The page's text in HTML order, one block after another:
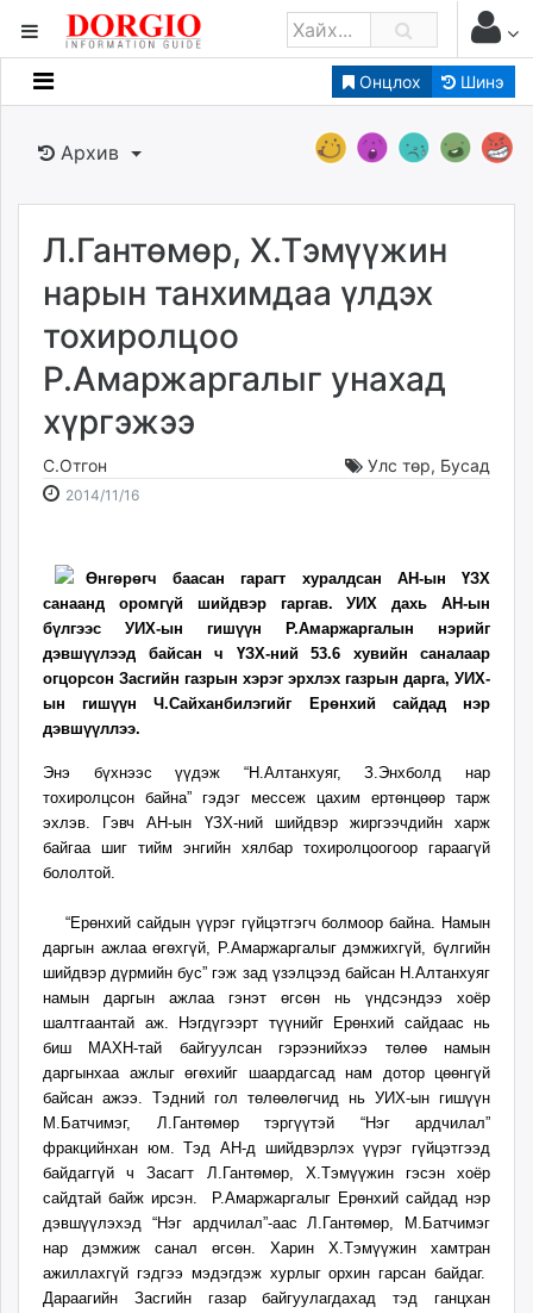
Онцлох Шинэ
Мэдээллийн
Банк санхүү
Бизнес ААН
Төрийн
dorgio.mn
Gogo.mn
news.mn
zindaa.mn
Baabar.mn
mnb.mn
Livetv.mn
Eguur.mn
24tsag.mn
shuud.mn
eagle.mn
zarig.mn
today.mn
zuv.mn
mminfo.mn
unen.mn
asu.mn
shudarga.mn
shuurhai.mn
unuudur.mn
isee.mn
mglradio.com
fact.mn
itoim.mn
tumen.mn
shuum.mn
times.mn
Архив
Л.Гантөмөр, Х.Тэмүүжин
нарын танхимдаа үлдэх
тохиролцоо
Р.Амаржаргалыг унахад
хүргэжээ
С.Отгон Улс төр, Бусад
2014/11/162014-
17:30:20
2026-
09:35:16
Өнгөрөгч баасан гарагт хуралдсан АН-ын ҮЗХ
санаанд оромгүй шийдвэр гаргав. УИХ дахь АН-ын
бүлгээс УИХ-ын гишүүн Р.Амаржаргалын нэрийг
дэвшүүлээд байсан ч ҮЗХ-ний 53.6 хувийн саналаар
огцорсон Засгийн газрын хэрэг эрхлэх газрын дарга, УИХ-
ын гишүүн Ч.Сайханбилэгийг Ерөнхий сайдад нэр
дэвшүүллээ.
Энэ бүхнээс үүдэж “Н.Алтанхуяг, З.Энхболд нар
тохиролцсон байна” гэдэг мессеж цахим ертөнцөөр тарж
эхлэв. Гэвч АН-ын ҮЗХ-ний шийдвэр жиргээчдийн харж
байгаа шиг тийм энгийн хялбар тохиролцоогоор гараагүй
бололтой.
“Ерөнхий сайдын үүрэг гүйцэтгэгч болмоор байна. Намын
даргын ажлаа өгөхгүй, Р.Амаржаргалыг дэмжихгүй, бүлгийн
шийдвэр дүрмийн бус” гэж зад үзэлцээд байсан Н.Алтанхуяг
намын даргын ажлаа гэнэт өгсөн нь үндсэндээ хоёр
шалтгаантай аж. Нэгдүгээрт түүнийг Ерөнхий сайдаас нь
биш МАХН-тай байгуулсан гэрээнийхээ төлөө намын
даргынхаа ажлыг өгөхийг шаардагсад нам дотор цөөнгүй
байсан ажээ. Тэдний гол төлөөлөгчид нь УИХ-ын гишүүн
М.Батчимэг, Л.Гантөмөр тэргүүтэй “Нэг ардчилал”
фракцийнхан юм. Тэд АН-д шийдвэрлэх үүрэг гүйцэтгээд
байдаггүй ч Засагт Л.Гантөмөр, Х.Тэмүүжин гэсэн хоёр
сайдтай байж ирсэн. Р.Амаржаргалыг Ерөнхий сайдад нэр
дэвшүүлэхэд “Нэг ардчилал”-аас Л.Гантөмөр, М.Батчимэг
нар дэмжиж санал өгсөн. Харин Х.Тэмүүжин хамтран
ажиллахгүй гэдгээ мэдэгдэж хурлыг орхин гарсан байдаг.
Дараагийн Засгийн газар байгуулагдахад тэд ганцхан